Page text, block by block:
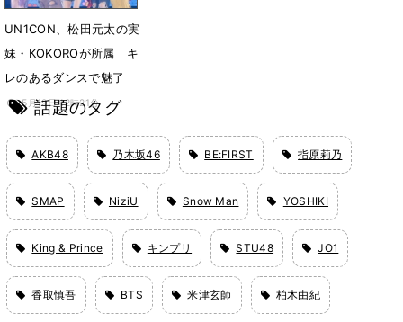
UN1CON、松田元太の実
妹・KOKOROが所属 キ
レのあるダンスで魅了
5月19日 12時21分
話題のタグ
AKB48 乃木坂46 BE:FIRST 指原莉乃
SMAP NiziU Snow Man YOSHIKI
King & Prince キンプリ STU48 JO1
香取慎吾 BTS 米津玄師 柏木由紀